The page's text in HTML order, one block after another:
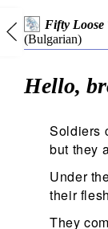
Fifty Loose
(Bulgarian)
Hello,
Soldiers
but they
Under
their
They